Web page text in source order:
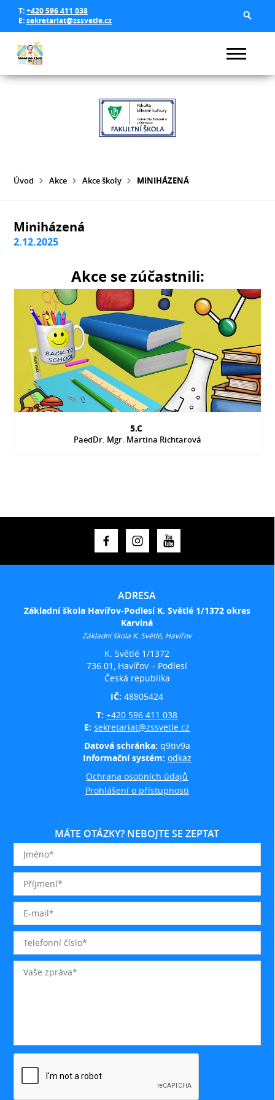
T:+420 596 411 038
E:sekretariat@zssvetle.cz
Úvod Akce Akce školy MINIHÁZENÁ
Miniházená
2.12.2025
Akce se zúčastnili:
5.C
PaedDr. Mgr. Martina Richtarová
ADRESA
Základní škola Havířov-Podlesí K. Světlé 1/1372 okres
Karviná
Základní škola K. Světlé, Havířov
K. Světlé 1/1372
736 01, Havířov – Podlesí
Česká republika
IČ:48805424
T:+420 596 411 038
E:sekretariat@zssvetle.cz
Datová schránka: q9tiv9a
Informační systém: odkaz
Ochrana osobních údajů
Prohlášení o přístupnosti
MÁTE OTÁZKY? NEBOJTE SE ZEPTAT